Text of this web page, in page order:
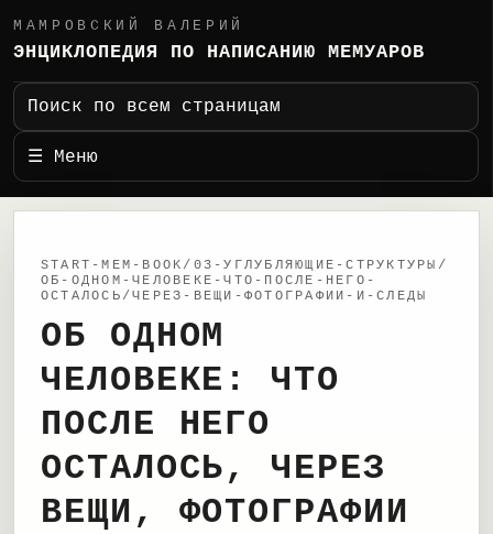
МАМРОВСКИЙ ВАЛЕРИЙ
ЭНЦИКЛОПЕДИЯ ПО НАПИСАНИЮ МЕМУАРОВ
Поиск по всем страницам
☰ Меню
START-MEM-BOOK/03-УГЛУБЛЯЮЩИЕ-СТРУКТУРЫ/
ОБ-ОДНОМ-ЧЕЛОВЕКЕ-ЧТО-ПОСЛЕ-НЕГО-
ОСТАЛОСЬ/ЧЕРЕЗ-ВЕЩИ-ФОТОГРАФИИ-И-СЛЕДЫ
ОБ ОДНОМ
ЧЕЛОВЕКЕ: ЧТО
ПОСЛЕ НЕГО
ОСТАЛОСЬ, ЧЕРЕЗ
ВЕЩИ, ФОТОГРАФИИ